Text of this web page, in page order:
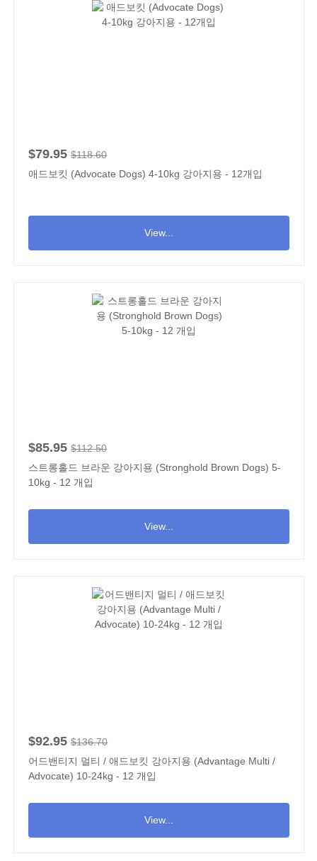
$79.95 $118.60
애드보킷 (Advocate Dogs) 4-10kg 강아지용 - 12개입
View...
$85.95 $112.50
스트롱홀드 브라운 강아지용 (Stronghold Brown Dogs) 5-
10kg - 12 개입
View...
$92.95 $136.70
어드밴티지 멀티 / 애드보킷 강아지용 (Advantage Multi /
Advocate) 10-24kg - 12 개입
View...